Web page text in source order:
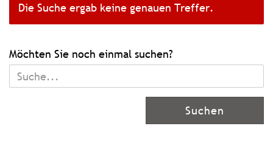
Die Suche ergab keine genauen Treffer.
MÖCHTEN
SIE
NOCH
Möchten Sie noch einmal suchen?
Suchen